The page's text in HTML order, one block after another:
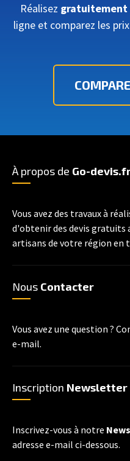
Réalisez gratuitement
ligne et comparez les
À propos de Go-
Vous avez des travaux à
d'obtenir des devis gratuits
artisans de votre région en
Nous Contacter
Vous avez une question ?
e-mail.
Inscription Newsletter
Inscrivez-vous à notre
adresse e-mail ci-dessous.